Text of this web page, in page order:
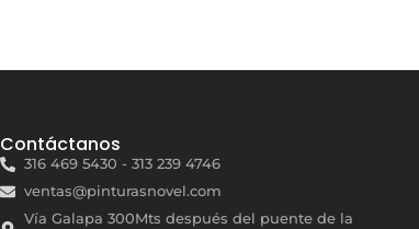
Contáctanos
316 469 5430 - 313 239 4746
ventas@pinturasnovel.com
Vía Galapa 300Mts después del puente de la